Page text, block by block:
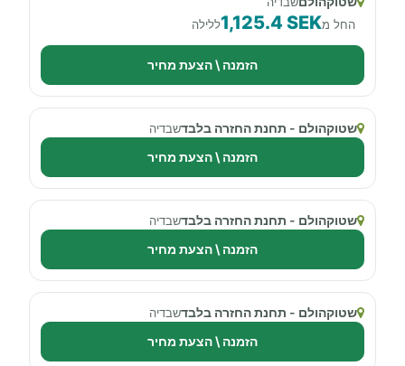
החל מ1,125.4 SEKללילה
הזמנה \ הצעת מחיר
שטוקהולם - תחנת החזרה בלבדשבדיה
הזמנה \ הצעת מחיר
שטוקהולם - תחנת החזרה בלבדשבדיה
הזמנה \ הצעת מחיר
שטוקהולם - תחנת החזרה בלבדשבדיה
הזמנה \ הצעת מחיר